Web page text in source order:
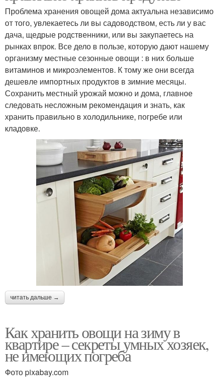
Проблема хранения овощей дома актуальна независимо
от того, увлекаетесь ли вы садоводством, есть ли у вас
дача, щедрые родственники, или вы закупаетесь на
рынках впрок. Все дело в пользе, которую дают нашему
организму местные сезонные овощи : в них больше
витаминов и микроэлементов. К тому же они всегда
дешевле импортных продуктов в зимние месяцы.
Сохранить местный урожай можно и дома, главное
следовать несложным рекомендация и знать, как
хранить правильно в холодильнике, погребе или
кладовке.
читать дальше →
Как хранить овощи на зиму в
квартире – секреты умных хозяек,
не имеющих погреба
Фото pixabay.com